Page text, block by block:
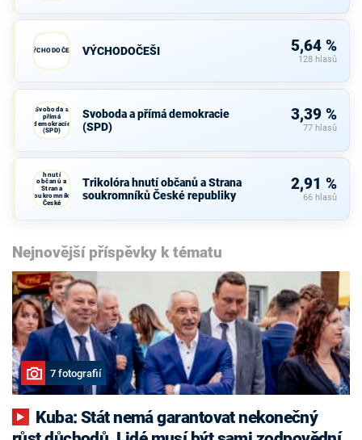
VÝCHODOČEŠI VÝCHODOČEŠI 5,64 %
128 hlasů
Svoboda a
přímá
demokracie
(SPD)
Svoboda a přímá demokracie
(SPD)
3,39 %
77 hlasů
hnutí
občanů a
Strana
soukromníků
České
republiky
Trikolóra hnutí občanů a Strana
soukromníků České republiky
2,91 %
66 hlasů
Nejnovější příspěvky k tématu
7 fotografií